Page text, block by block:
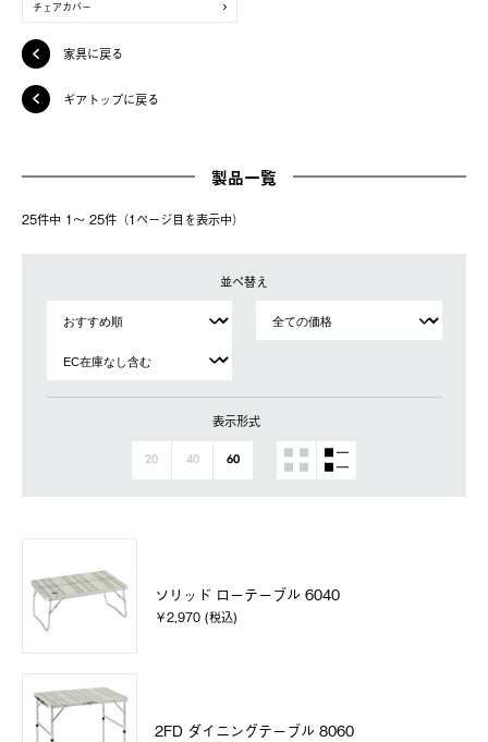
チェアカバー
家具に戻る
ギアトップに戻る
製品一覧
25件中 1〜 25件（1ページ⽬を表⽰中）
並べ替え
表示形式
20 40 60
ソリッド ローテーブル 6040
￥2,970 (税込)
2FD ダイニングテーブル 8060